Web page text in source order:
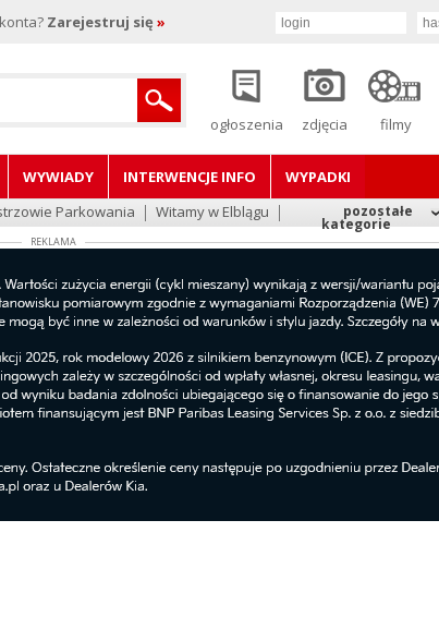
Zarejestruj się »
ogłoszenia zdjęcia filmy
WYWIADY INTERWENCJE INFO
WYPADKI
Parkowania Witamy w Elblągu pozostałe
kategorie
REKLAMA